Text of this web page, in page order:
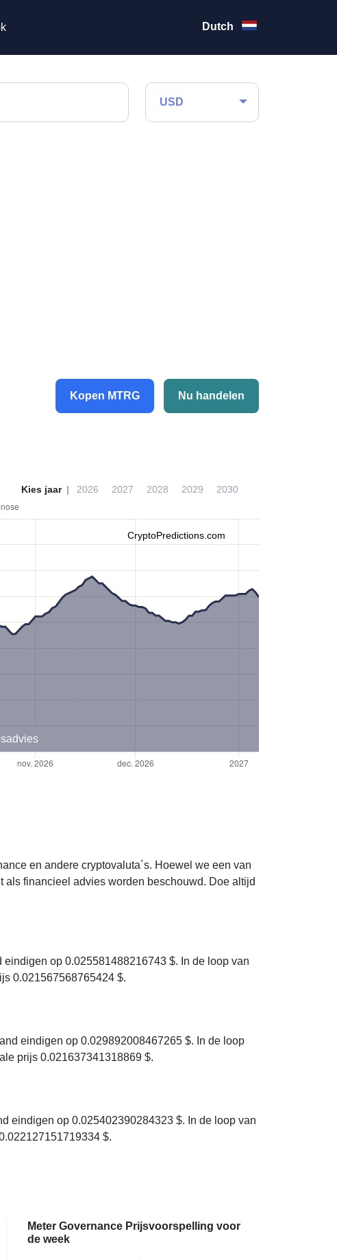
Dutch
USD
Kopen MTRG Nu handelen
Kies jaar 2026 2027 2028 2029 2030
CryptoPredictions.com
en andere cryptovaluta´s. Hoewel we een van
financieel advies worden beschouwd. Doe altijd
op 0.025581488216743 $. In de loop van
0.021567568765424 $.
eindigen op 0.029892008467265 $. In de loop
prijs 0.021637341318869 $.
eindigen op 0.025402390284323 $. In de loop van
$.
Meter Governance Prijsvoorspelling voor
de week